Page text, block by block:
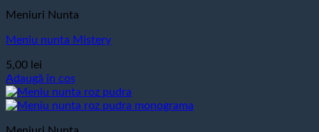
Meniuri Nunta
Meniu nunta Mistery
5,00 lei
Adaugă în coș